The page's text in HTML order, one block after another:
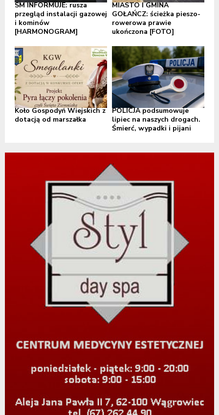
SM INFORMUJE: rusza
przegląd instalacji gazowej
i kominów
[HARMONOGRAM]
MIASTO I GMINA
GOŁAŃCZ: ścieżka pieszo-
rowerowa prawie
ukończona [FOTO]
Koło Gospodyń Wiejskich z
dotacją od marszałka
POLICJA podsumowuje
lipiec na naszych drogach.
Śmierć, wypadki i pijani